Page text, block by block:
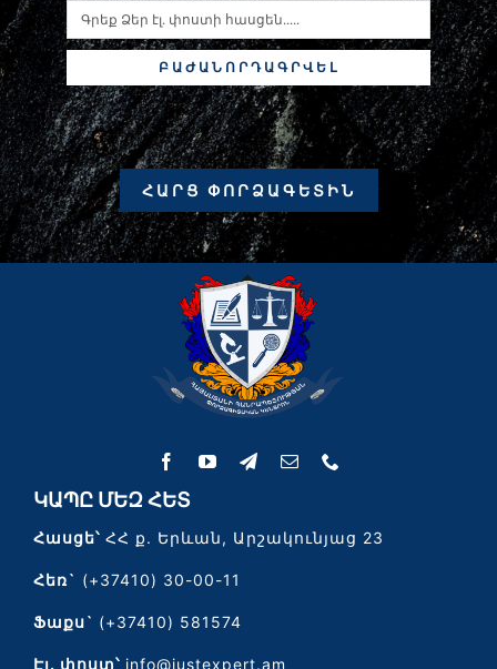
ԲԱԺԱՆՈՐԴԱԳՐՎԵԼ
ՀԱՐՑ ՓՈՐՁԱԳԵՏԻՆ
ԿԱՊԸ ՄԵԶ ՀԵՏ
Հասցե՝ՀՀ ք. Երևան, Արշակունյաց 23
Հեռ` (+37410) 30-00-11
Ֆաքս` (+37410) 581574
Էլ․ փոստ՝ info@justexpert.am